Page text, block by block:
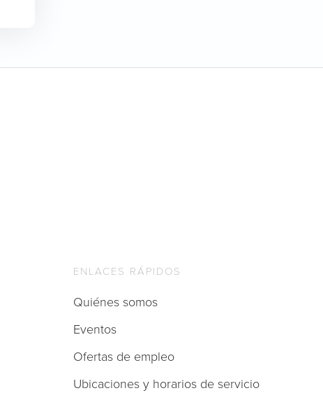
ENLACES RÁPIDOS
Quiénes somos
Eventos
Ofertas de empleo
Ubicaciones y horarios de servicio